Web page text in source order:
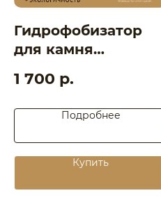
Гидрофобизатор
для камня
1 700 р.
Подробнее
Купить